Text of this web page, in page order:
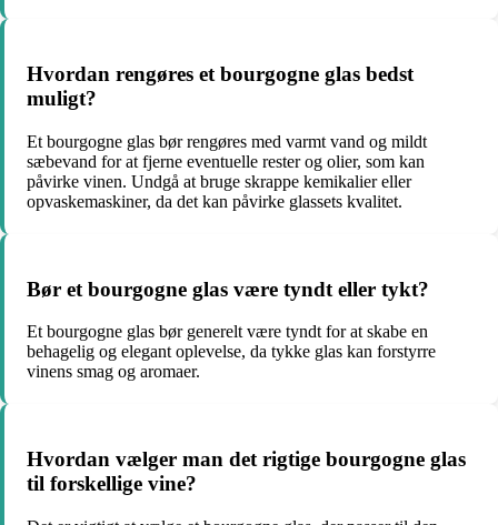
Hvordan rengøres et bourgogne glas bedst
muligt?
Et bourgogne glas bør rengøres med varmt vand og mildt
sæbevand for at fjerne eventuelle rester og olier, som kan
påvirke vinen. Undgå at bruge skrappe kemikalier eller
opvaskemaskiner, da det kan påvirke glassets kvalitet.
Bør et bourgogne glas være tyndt eller tykt?
Et bourgogne glas bør generelt være tyndt for at skabe en
behagelig og elegant oplevelse, da tykke glas kan forstyrre
vinens smag og aromaer.
Hvordan vælger man det rigtige bourgogne glas
til forskellige vine?